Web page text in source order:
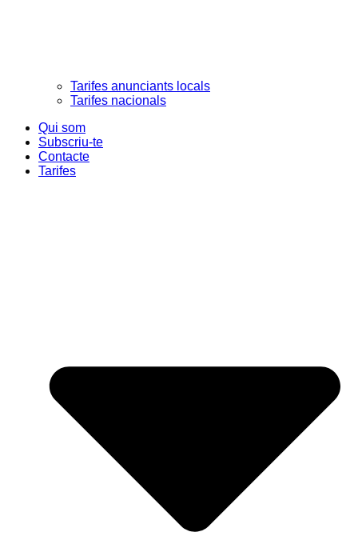
Tarifes anunciants locals
Tarifes nacionals
Qui som
Subscriu-te
Contacte
Tarifes